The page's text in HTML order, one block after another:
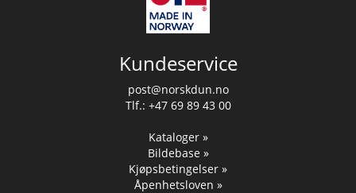
Kundeservice
post@norskdun.no
Tlf.: +47 69 89 43 00
Kataloger »
Bildebase »
Kjøpsbetingelser »
Åpenhetsloven »